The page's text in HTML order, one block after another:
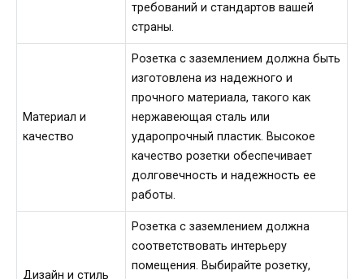
требований и стандартов вашей
страны.
Материал и
качество
Розетка с заземлением должна быть
изготовлена из надежного и
прочного материала, такого как
нержавеющая сталь или
ударопрочный пластик. Высокое
качество розетки обеспечивает
долговечность и надежность ее
работы.
Дизайн и стиль
Розетка с заземлением должна
соответствовать интерьеру
помещения. Выбирайте розетку,